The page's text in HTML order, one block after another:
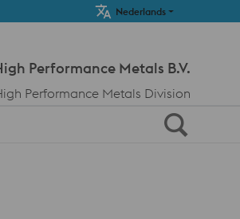
Nederlands
Performance Metals B.V.
Performance Metals Division